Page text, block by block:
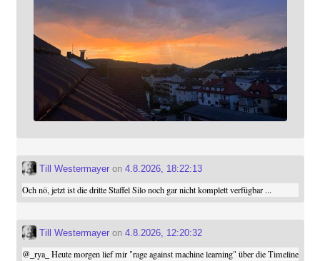
Till Westermayeron 4.8.2026, 18:22:13
Och nö, jetzt ist die dritte Staffel Silo noch gar nicht komplett verfügbar ...
Till Westermayeron 4.8.2026, 12:20:32
@ _rya_ Heute morgen lief mir "rage against machine learning" über die Timeline